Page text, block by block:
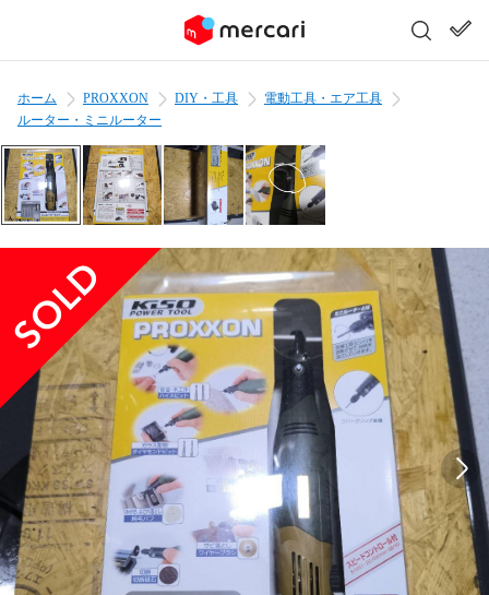
ホーム PROXXON DIY・工具
電動工具・エア工具
ルーター・ミニルーター